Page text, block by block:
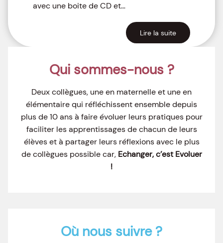
avec une boite de CD et…
Lire la suite
Qui sommes-nous ?
Deux collègues, une en maternelle et une en
élémentaire qui réfléchissent ensemble depuis
plus de 10 ans à faire évoluer leurs pratiques pour
faciliter les apprentissages de chacun de leurs
élèves et à partager leurs réflexions avec le plus
de collègues possible car, Echanger, c’est Evoluer
!
Où nous suivre ?